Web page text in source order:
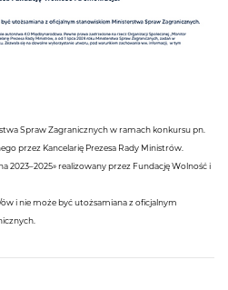
Spraw Zagranicznych w ramach konkursu pn.
przez Kancelarię Prezesa Rady Ministrów.
2023–2025» realizowany przez Fundację Wolność i
i nie może być utożsamiana z oficjalnym